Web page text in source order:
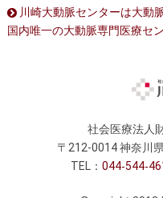
川崎大動脈センターは大動
国内唯一の大動脈専門医療セ
社会医療法人
〒212-0014 神奈川
TEL：044 544